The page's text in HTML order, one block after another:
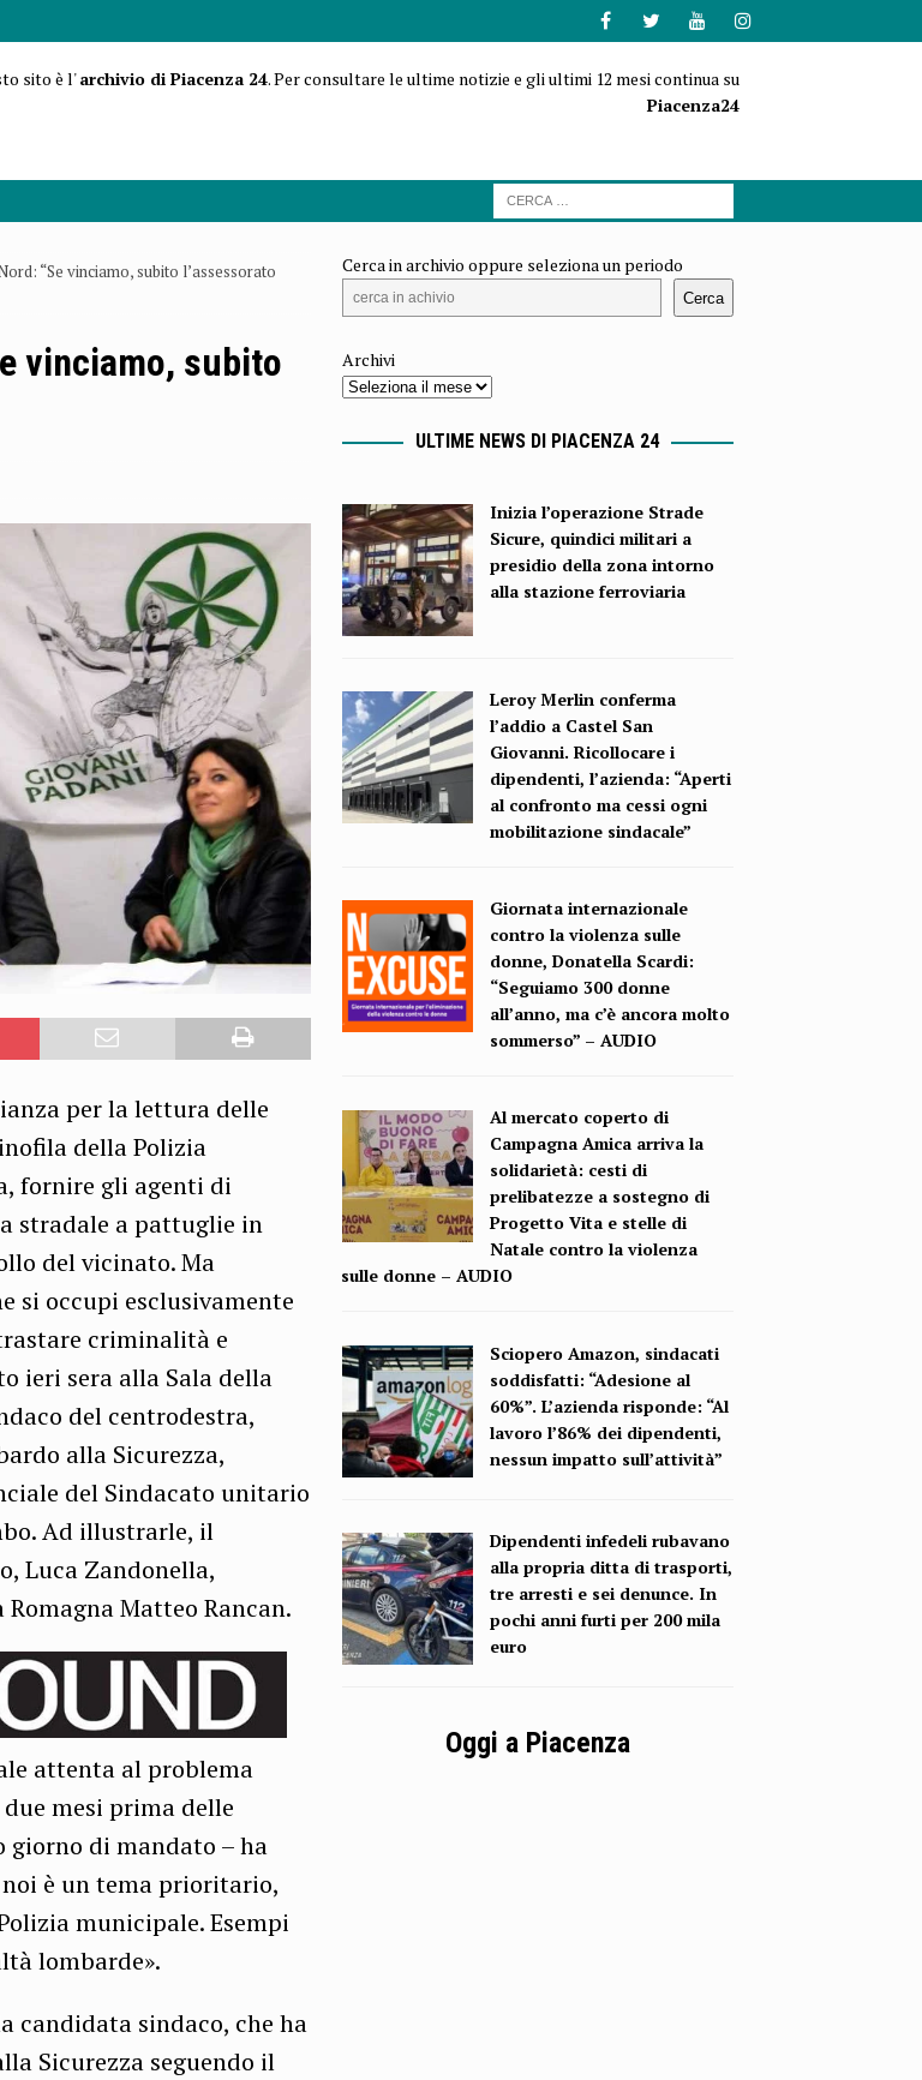
sito è l'archivio di Piacenza 24. Per consultare le ultime notizie e gli ultimi 12 mesi continua su
Piacenza24
“Se vinciamo, subito l’assessorato
vinciamo, subito
per la lettura delle
della Polizia
fornire gli agenti di
stradale a pattuglie in
del vicinato. Ma
si occupi esclusivamente
criminalità e
ieri sera alla Sala della
del centrodestra,
alla Sicurezza,
del Sindacato unitario
Ad illustrarle, il
Luca Zandonella,
Matteo Rancan.
attenta al problema
mesi prima delle
giorno di mandato – ha
è un tema prioritario,
municipale. Esempi
lombarde».
candidata sindaco, che ha
Sicurezza seguendo il
Cerca in archivio oppure seleziona un periodo
Cerca
Archivi
ULTIME NEWS DI PIACENZA 24
Inizia l’operazione Strade
Sicure, quindici militari a
presidio della zona intorno
alla stazione ferroviaria
Leroy Merlin conferma
l’addio a Castel San
Giovanni. Ricollocare i
dipendenti, l’azienda: “Aperti
al confronto ma cessi ogni
mobilitazione sindacale”
Giornata internazionale
contro la violenza sulle
donne, Donatella Scardi:
“Seguiamo 300 donne
all’anno, ma c’è ancora molto
sommerso” – AUDIO
Al mercato coperto di
Campagna Amica arriva la
solidarietà: cesti di
prelibatezze a sostegno di
Progetto Vita e stelle di
Natale contro la violenza
sulle donne – AUDIO
Sciopero Amazon, sindacati
soddisfatti: “Adesione al
60%”. L’azienda risponde: “Al
lavoro l’86% dei dipendenti,
nessun impatto sull’attività”
Dipendenti infedeli rubavano
alla propria ditta di trasporti,
tre arresti e sei denunce. In
pochi anni furti per 200 mila
euro
Oggi a Piacenza